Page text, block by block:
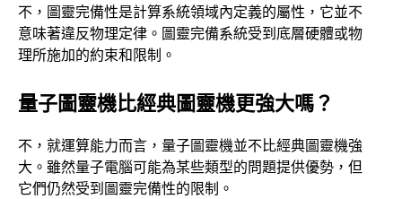
不，圖靈完備性是計算系統領域內定義的屬性，它並不
意味著違反物理定律。圖靈完備系統受到底層硬體或物
理所施加的約束和限制。
量子圖靈機比經典圖靈機更強大嗎？
不，就運算能力而言，量子圖靈機並不比經典圖靈機強
大。雖然量子電腦可能為某些類型的問題提供優勢，但
它們仍然受到圖靈完備性的限制。